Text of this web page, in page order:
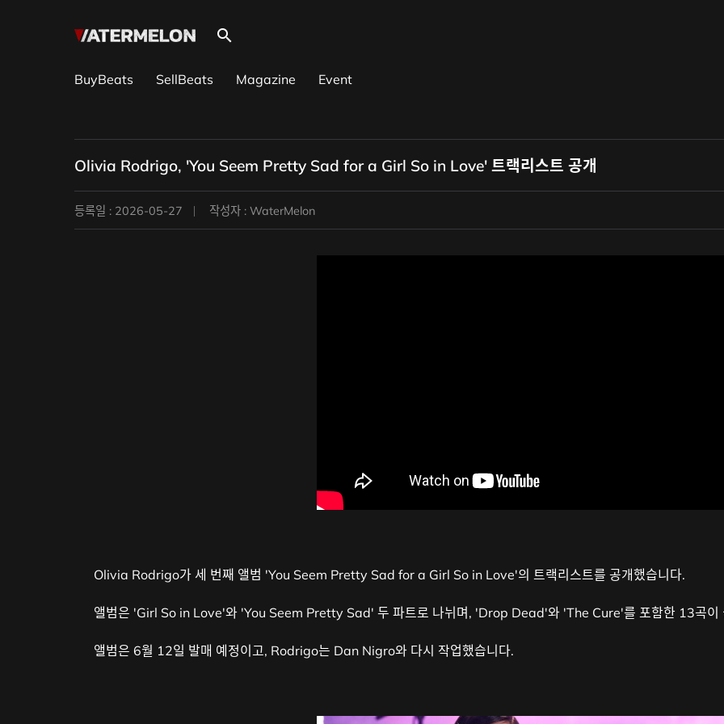
search
BuyBeats SellBeats Magazine Event
Olivia Rodrigo, 'You Seem Pretty Sad for a Girl So in Love' 트랙리스트 공개
등록일 : 2026-05-27 작성자 : WaterMelon
Olivia Rodrigo가 세 번째 앨범 'You Seem Pretty Sad for a Girl So in Love'의 트랙리스트를 공개했습니다.
앨범은 'Girl So in Love'와 'You Seem Pretty Sad' 두 파트로 나뉘며, 'Drop Dead'와 'The Cure'를 포함한 13곡이
앨범은 6월 12일 발매 예정이고, Rodrigo는 Dan Nigro와 다시 작업했습니다.